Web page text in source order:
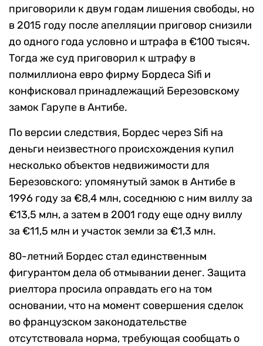
приговорили к двум годам лишения свободы, но
в 2015 году после апелляции приговор снизили
до одного года условно и штрафа в €100 тысяч.
Тогда же суд приговорил к штрафу в
полмиллиона евро фирму Бордеса Sifi и
конфисковал принадлежащий Березовскому
замок Гарупе в Антибе.
По версии следствия, Бордес через Sifi на
деньги неизвестного происхождения купил
несколько объектов недвижимости для
Березовского: упомянутый замок в Антибе в
1996 году за €8,4 млн, соседнюю с ним виллу за
€13,5 млн, а затем в 2001 году еще одну виллу
за €11,5 млн и участок земли за €1,3 млн.
80-летний Бордес стал единственным
фигурантом дела об отмывании денег. Защита
риелтора просила оправдать его на том
основании, что на момент совершения сделок
во французском законодательстве
отсутствовала норма, требующая сообщать о